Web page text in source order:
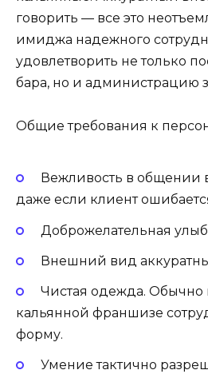
говорить — все это
имиджа надежного
удовлетворить не только
бара, но и администрацию
Общие требования к
Вежливость в общении
даже если клиент
Доброжелательная
Внешний вид
Чистая одежда. Обычно
кальянной франшизе
форму.
Умение тактично